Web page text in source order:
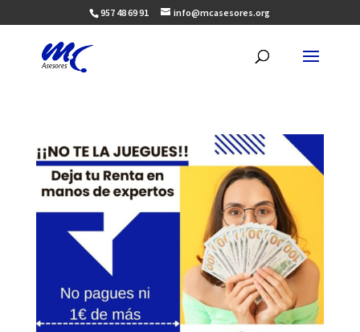
957 48 69 91 info@mcasesores.org